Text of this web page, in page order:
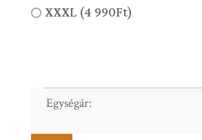
XXXL (4 990Ft)
Egységár: